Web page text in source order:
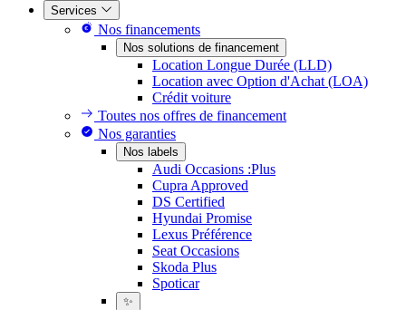
Services
Nos financements
Nos solutions de financement
Location Longue Durée (LLD)
Location avec Option d'Achat (LOA)
Crédit voiture
Toutes nos offres de financement
Nos garanties
Nos labels
Audi Occasions :Plus
Cupra Approved
DS Certified
Hyundai Promise
Lexus Préférence
Seat Occasions
Skoda Plus
Spoticar
✨